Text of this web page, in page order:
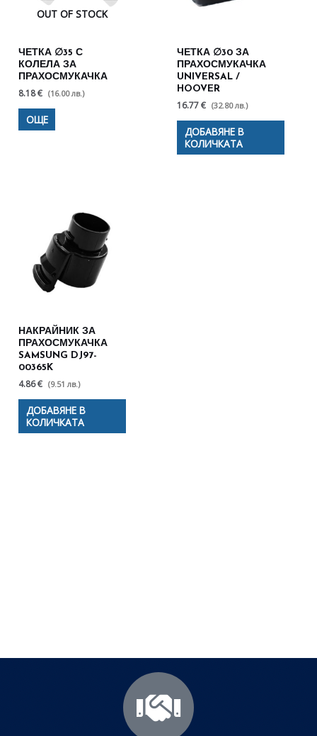
OUT OF STOCK
ЧЕТКА ∅35 С
КОЛЕЛА ЗА
ПРАХОСМУКАЧКА
8.18 € (16.00 лв.)
ОЩЕ
ЧЕТКА ∅30 ЗА
ПРАХОСМУКАЧКА
UNIVERSAL /
HOOVER
16.77 € (32.80 лв.)
ДОБАВЯНЕ В
КОЛИЧКАТА
НАКРАЙНИК ЗА
ПРАХОСМУКАЧКА
SAMSUNG DJ97-
00365K
4.86 € (9.51 лв.)
ДОБАВЯНЕ В
КОЛИЧКАТА